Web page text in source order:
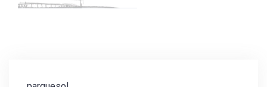
Navegación